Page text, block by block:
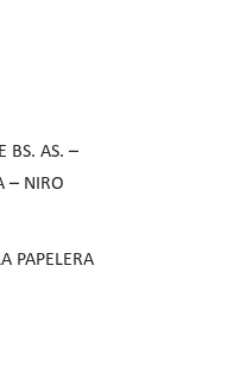
BS. AS. –
– NIRO
PAPELERA